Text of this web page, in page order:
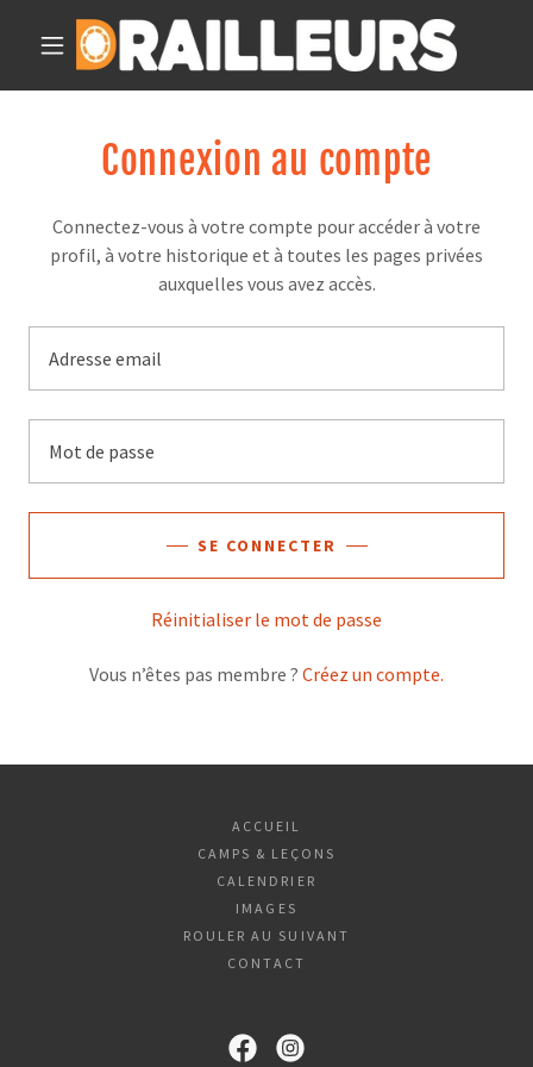
Connexion au compte
Connectez-vous à votre compte pour accéder à votre
profil, à votre historique et à toutes les pages privées
auxquelles vous avez accès.
SE CONNECTER
Réinitialiser le mot de passe
Vous n’êtes pas membre ? Créez un compte.
ACCUEIL
CAMPS & LEÇONS
CALENDRIER
IMAGES
ROULER AU SUIVANT
CONTACT